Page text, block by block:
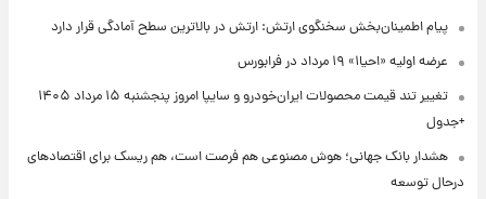
پیام اطمینان‌بخش سخنگوی ارتش: ارتش در بالاترین سطح آمادگی قرار دارد
عرضه اولیه «احیا۱» ۱۹ مرداد در فرابورس
تغییر تند قیمت محصولات ایران‌خودرو و سایپا امروز پنجشنبه ۱۵ مرداد ۱۴۰۵
+جدول
هشدار بانک جهانی؛ هوش مصنوعی هم فرصت است، هم ریسک برای اقتصادهای
درحال توسعه